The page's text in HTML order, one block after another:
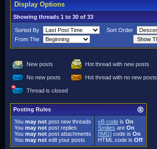
Display Options
Showing threads 1 to 30 of 33
Sorted By
Sort Order
From The
New posts Hot thread with new posts
No new posts Hot thread with no new posts
Thread is closed
Posting Rules
You may not post new threads
You may not post replies
You may not post attachments
You may not edit your posts
vB code is On
Smilies are On
[IMG] code is On
HTML code is Off